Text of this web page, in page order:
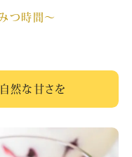
つ時間～
然な甘さを